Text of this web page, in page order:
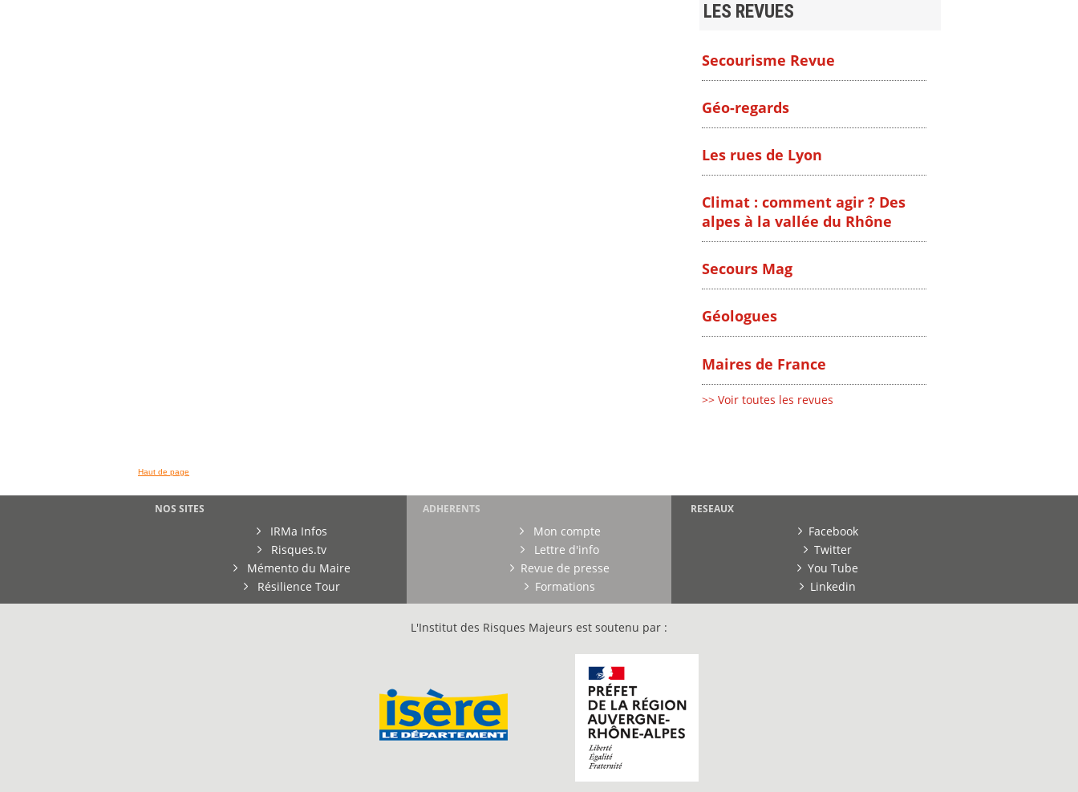
LES REVUES
Secourisme Revue
Géo-regards
Les rues de Lyon
Climat : comment agir ? Des
alpes à la vallée du Rhône
Secours Mag
Géologues
Maires de France
>> Voir toutes les revues
Haut de page
NOS SITES
IRMa Infos
Risques.tv
Mémento du Maire
Résilience Tour
ADHERENTS
Mon compte
Lettre d'info
Revue de presse
Formations
RESEAUX
Facebook
Twitter
You Tube
Linkedin
L'Institut des Risques Majeurs est soutenu par :